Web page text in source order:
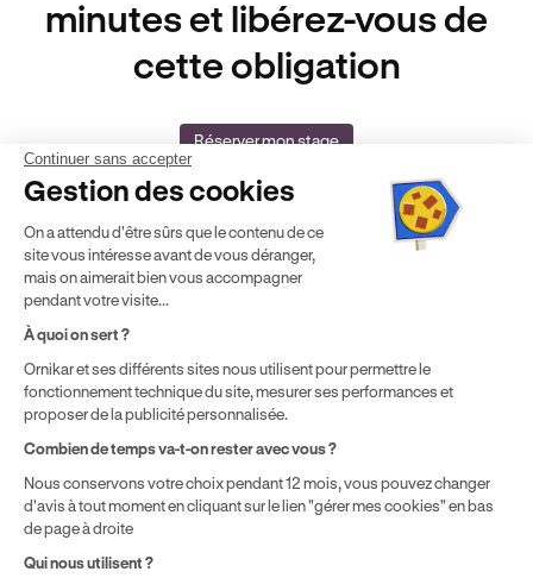
minutes et libérez-vous de
cette obligation
Réserver mon stage
Auto-école agréée
Aide & contact
Club
Auto-école & Assurance
Formation entreprise
Continuer sans accepter
Gestion des cookies
On a attendu d'être sûrs que le contenu de ce
site vous intéresse avant de vous déranger,
mais on aimerait bien vous accompagner
pendant votre visite...
À quoi on sert ?
Ornikar et ses différents sites nous utilisent pour permettre le
fonctionnement technique du site, mesurer ses performances et
proposer de la publicité personnalisée.
Combien de temps va-t-on rester avec vous ?
Nous conservons votre choix pendant 12 mois, vous pouvez changer
d'avis à tout moment en cliquant sur le lien "gérer mes cookies" en bas
de page à droite
Qui nous utilisent ?